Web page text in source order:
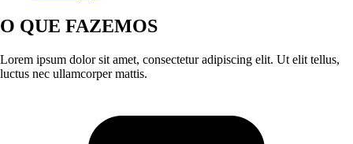
O QUE FAZEMOS
Lorem ipsum dolor sit amet, consectetur adipiscing elit. Ut elit tellus,
luctus nec ullamcorper mattis.